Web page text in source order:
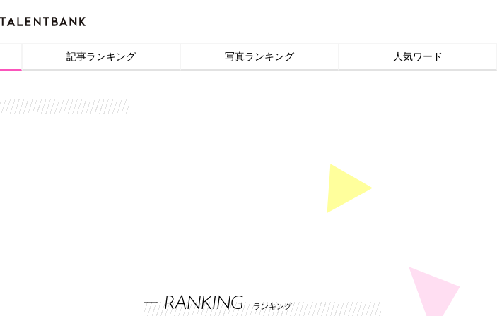
記事ランキング 写真ランキング 人気ワード
RANKING ランキング